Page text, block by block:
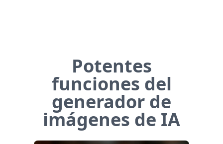
Potentes
funciones del
generador de
imágenes de IA